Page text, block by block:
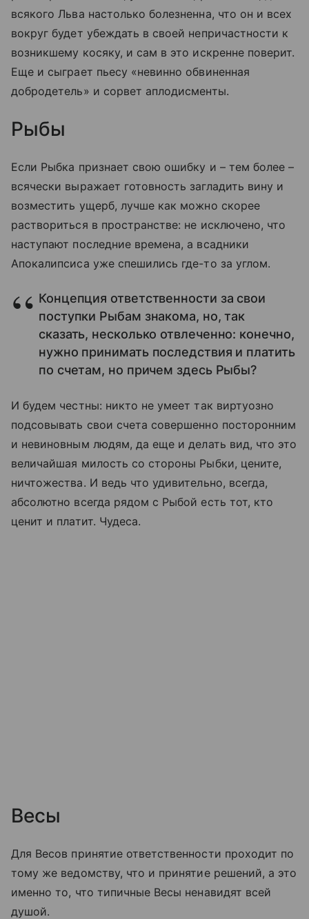
всякого Льва настолько болезненна, что он и всех
вокруг будет убеждать в своей непричастности к
возникшему косяку, и сам в это искренне поверит.
Еще и сыграет пьесу «невинно обвиненная
добродетель» и сорвет аплодисменты.
Рыбы
Если Рыбка признает свою ошибку и – тем более–
всячески выражает готовность загладить вину и
возместить ущерб, лучше как можно скорее
раствориться в пространстве: не исключено, что
наступают последние времена, а всадники
Апокалипсиса уже спешились где-то за углом.
Концепция ответственности за свои
поступки Рыбам знакома, но, так
сказать, несколько отвлеченно: конечно,
нужно принимать последствия и платить
по счетам, но причем здесь Рыбы?
И будем честны: никто не умеет так виртуозно
подсовывать свои счета совершенно посторонним
и невиновным людям, да еще и делать вид, что это
величайшая милость со стороны Рыбки, цените,
ничтожества. И ведь что удивительно, всегда,
абсолютно всегда рядом с Рыбой есть тот, кто
ценит и платит. Чудеса.
Весы
Для Весов принятие ответственности проходит по
тому же ведомству, что и принятие решений, а это
именно то, что типичные Весы ненавидят всей
душой.